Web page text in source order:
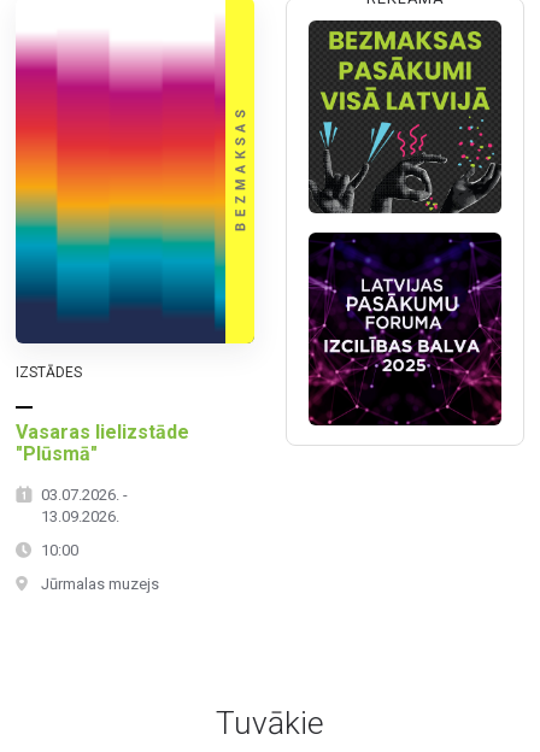
IZSTĀDES
Vasaras lielizstāde
"Plūsmā"
03.07.2026. -
13.09.2026.
10:00
Jūrmalas muzejs
Tuvākie